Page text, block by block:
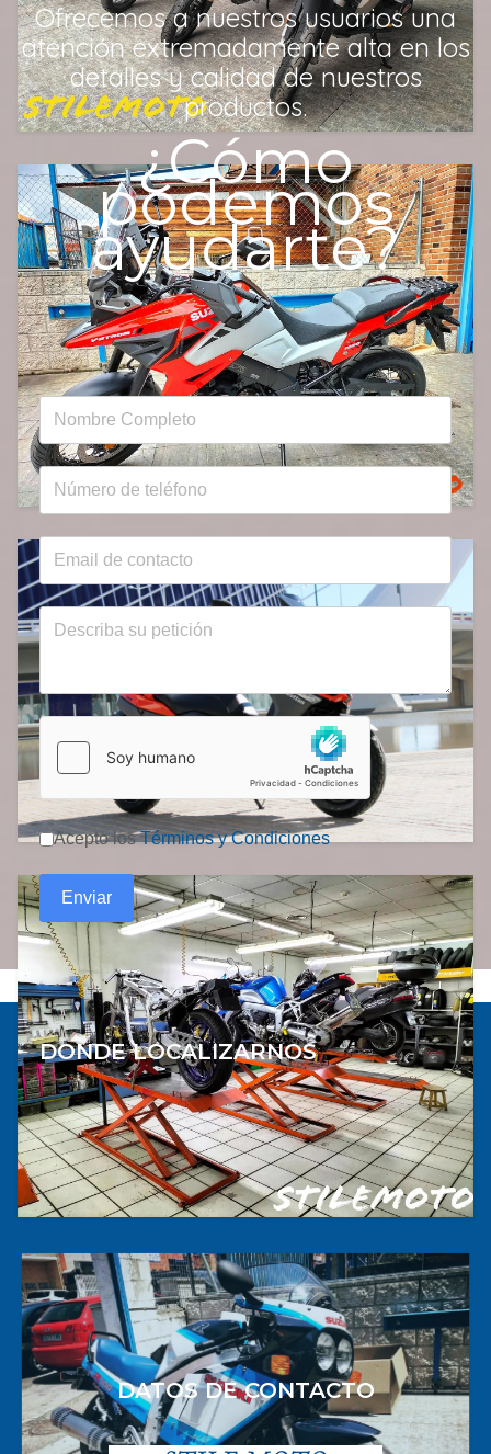
Ofrecemos a nuestros usuarios una
atención extremadamente alta en los
detalles y calidad de nuestros
productos.
¿Cómo
podemos
ayudarte?
Acepto losTérminos y Condiciones
Enviar
DONDE LOCALIZARNOS
DATOS DE CONTACTO